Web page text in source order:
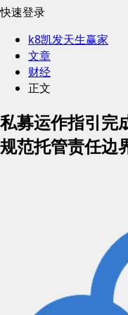
快速登录
k8凯发天生赢家
文章
财经
正文
私募运作指引完
规范托管责任边